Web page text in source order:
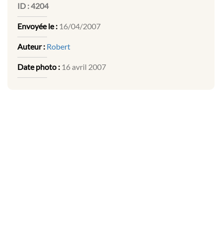
ID :4204
Envoyée le : 16/04/2007
Auteur : Robert
Date photo : 16 avril 2007